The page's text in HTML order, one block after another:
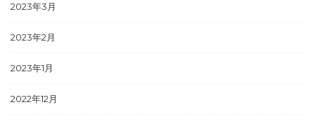
2023年3月
2023年2月
2023年1月
2022年12月